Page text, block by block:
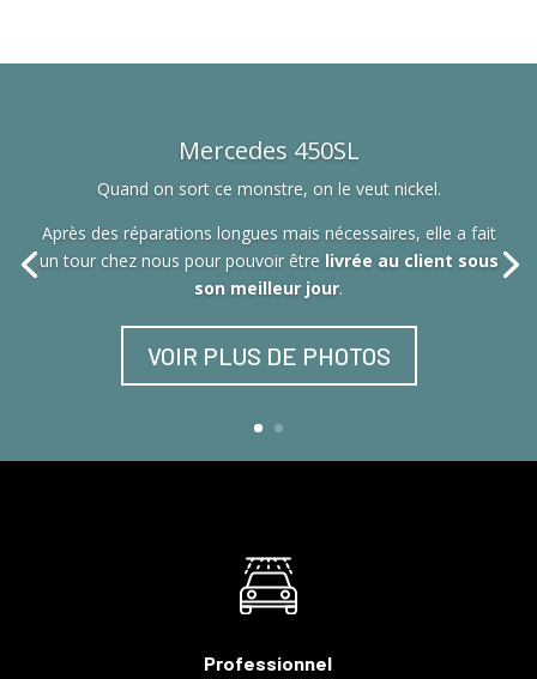
Mercedes 450SL
Quand on sort ce monstre, on le veut nickel.
Après des réparations longues mais nécessaires, elle a fait
un tour chez nous pour pouvoir être livrée au client sous
son meilleur jour.
VOIR PLUS DE PHOTOS
Professionnel